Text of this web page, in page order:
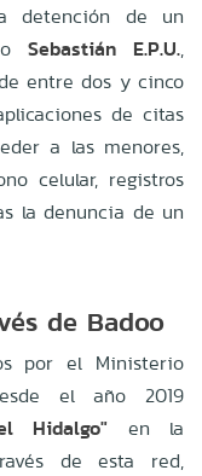
detención de un
Sebastián E.P.U.,
entre dos y cinco
de citas
a las menores,
celular, registros
la denuncia de un
de Badoo
por el Ministerio
el año 2019
Hidalgo" en la
de esta red,